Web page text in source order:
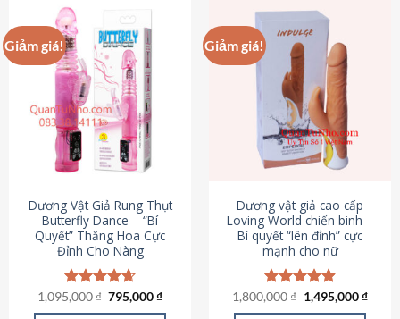
Giảm giá!
Dương Vật Giả Rung Thụt
Butterfly Dance – “Bí
Quyết” Thăng Hoa Cực
Đỉnh Cho Nàng
Được xếp
hạng4.65
1,095,000₫ Giá
795,000₫Giá
Giảm giá!
Dương vật giả cao cấp
Loving World chiến binh –
Bí quyết “lên đỉnh” cực
mạnh cho nữ
Được xếp
hạng4.89
1,800,000₫ Giá
gốc
1,495,000₫Giá